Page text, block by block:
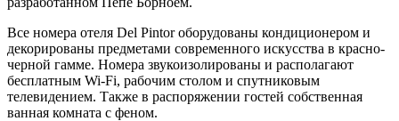
Все номера отеля Del Pintor оборудованы кондиционером и
декорированы предметами современного искусства в красно-
черной гамме. Номера звукоизолированы и располагают
бесплатным Wi-Fi, рабочим столом и спутниковым
телевидением. Также в распоряжении гостей собственная
ванная комната с феном.